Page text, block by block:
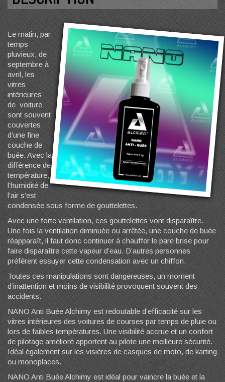
Le matin, par
temps
pluvieux, de
septembre à
avril, les
vitres
intérieures
de voiture
sont souvent
couvertes
d’une fine
couche de
buée. Avec la
différence de
température,
l’humidité de
l’air s’est
condensée sous forme de gouttelettes.
Avec une forte ventilation, ces gouttelettes vont disparaître.
Une fois la ventilation diminuée ou arrêtée, une couche de buée
réapparaît, il faut donc continuer à chauffer le pare brise pour
faire disparaître cette vapeur d’eau. D’autres personnes
préfèrent essuyer cette condensation avec un chiffon.
Toutes ces manipulations sont dangereuses, un moment
d’inattention et moins de visibilité provoquent souvent des
accidents.
NANO Anti Buée Alchimy est redoutable d’efficacité sur les
vitres intérieures des voitures de courses par temps de pluie ou
lors de faibles températures. Une visibilité accrue et un confort
de pilotage amélioré apportent au pilote une meilleure sécurité.
Idéal également sur les visières de casques de moto, de karting
ou monoplaces.
NANO Anti Buée Alchimy est idéal pour vaincre la buée et la